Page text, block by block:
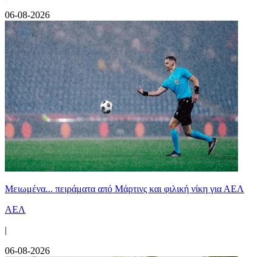
06-08-2026
Μειωμένα... πειράματα από Μάρτινς και φιλική νίκη για ΑΕΛ
ΑΕΛ
|
06-08-2026